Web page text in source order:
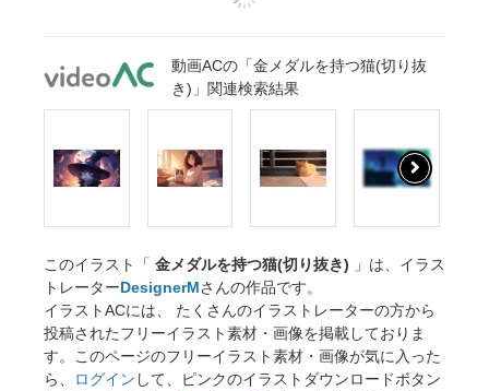
動画ACの「金メダルを持つ猫(切り抜
き)」関連検索結果
このイラスト「 金メダルを持つ猫(切り抜き) 」は、イラス
トレーターDesignerMさんの作品です。
イラストACには、 たくさんのイラストレーターの方から
投稿されたフリーイラスト素材・画像を掲載しておりま
す。このページのフリーイラスト素材・画像が気に入った
ら、
ログイン して、ピンクのイラストダウンロードボタン